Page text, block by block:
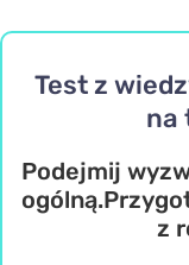
Test z
na
Podejmij
z